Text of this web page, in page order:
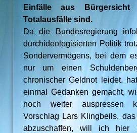
Einfälle aus
Totalausfälle sind.
Da die Bundesregierung
durchideologisierten Politik
Sondervermögens, bei dem
nur um einen
chronischer Geldnot leidet,
einmal Gedanken gemacht,
noch weiter auspressen
Vorschlag Lars Klingbeils,
abzuschaffen, will ich hier